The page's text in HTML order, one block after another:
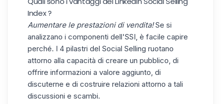
Index ?
Aumentare le prestazioni di vendita!Se si
analizzano i componenti dell'SSI, è facile capire
perché. I 4 pilastri del Social Selling ruotano
attorno alla capacità di creare un pubblico, di
offrire informazioni a valore aggiunto, di
discuterne e di costruire relazioni attorno a tali
discussioni e scambi.